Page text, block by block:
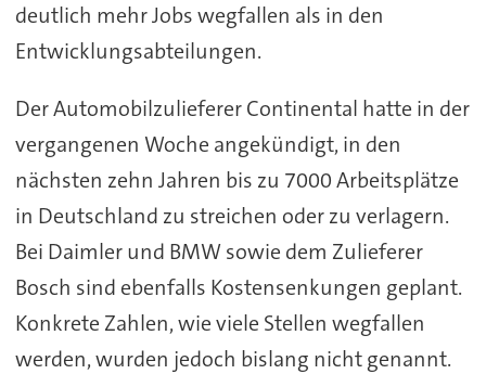
deutlich mehr Jobs wegfallen als in den
Entwicklungsabteilungen.
Der Automobilzulieferer Continental hatte in der
vergangenen Woche angekündigt, in den
nächsten zehn Jahren bis zu 7000 Arbeitsplätze
in Deutschland zu streichen oder zu verlagern.
Bei Daimler und BMW sowie dem Zulieferer
Bosch sind ebenfalls Kostensenkungen geplant.
Konkrete Zahlen, wie viele Stellen wegfallen
werden, wurden jedoch bislang nicht genannt.